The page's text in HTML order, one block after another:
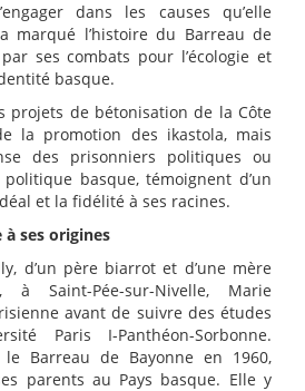
dans les causes qu’elle
marqué l’histoire du Barreau de
ses combats pour l’écologie et
basque.
projets de bétonisation de la Côte
la promotion des ikastola, mais
des prisonniers politiques ou
basque, témoignent d’un
et la fidélité à ses racines.
à ses origines
d’un père biarrot et d’une mère
à Saint-Pée-sur-Nivelle, Marie
avant de suivre des études
Paris I-Panthéon-Sorbonne.
Barreau de Bayonne en 1960,
parents au Pays basque. Elle y